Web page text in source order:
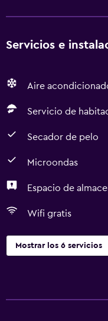
Servicios e
Aire
Servicio de
Secador de pelo
Microondas
Espacio de
Wifi gratis
Mostrar los 6 servicios